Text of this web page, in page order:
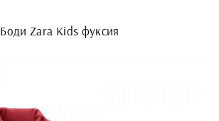
Боди Zara Kids фуксия